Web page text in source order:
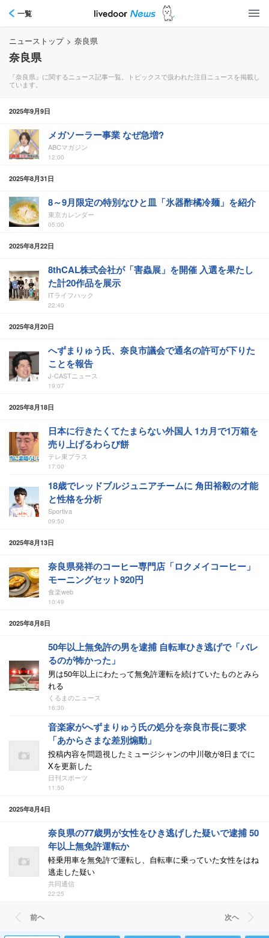
一覧
ニューストップ > 奈良県
奈良県
『奈良県』に関するニュース記事一覧。トピックスで扱われた注目ニュースを掲載し
ています。
2025年9月9日
メガソーラー事業 なぜ急増?
ABCマガジン
12:00
2025年8月31日
8～9月限定の特別なひと皿「氷器酢橘冷麺」を紹介
東京カレンダー
05:00
2025年8月22日
8thCAL株式会社が「害蟲展」を開催 入選を果たし
た計20作品を展示
ITライフハック
22:40
2025年8月20日
へずまりゅう氏、奈良市議会で通名の許可が下りた
ことを報告
J-CASTニュース
19:07
2025年8月18日
日本に行きたくてたまらない外国人 1カ月で1万箱を
売り上げるわらび餅
テレ東プラス
17:00
18歳でレッドブルジュニアチームに 角田裕毅の才能
と性格を分析
Sportiva
09:50
2025年8月13日
奈良県発祥のコーヒー専門店「ロクメイコーヒー」
モーニングセット920円
食楽web
10:49
2025年8月8日
50年以上無免許の男を逮捕 自転車ひき逃げで「バレ
るのが怖かった」
男は50年以上にわたって無免許運転を続けていたものとみら
れる
くるまのニュース
16:30
音楽家がへずまりゅう氏の処分を奈良市長に要求
「あからさまな差別煽動」
投稿内容を問題視したミュージシャンの中川敬が8日までに
Xを更新した
日刊スポーツ
11:50
2025年8月4日
奈良県の77歳男が女性をひき逃げした疑いで逮捕 50
年以上無免許運転か
軽乗用車を無免許で運転し、自転車に乗っていた女性をはね
逃走した疑い
共同通信
22:25
前ヘ 次ヘ